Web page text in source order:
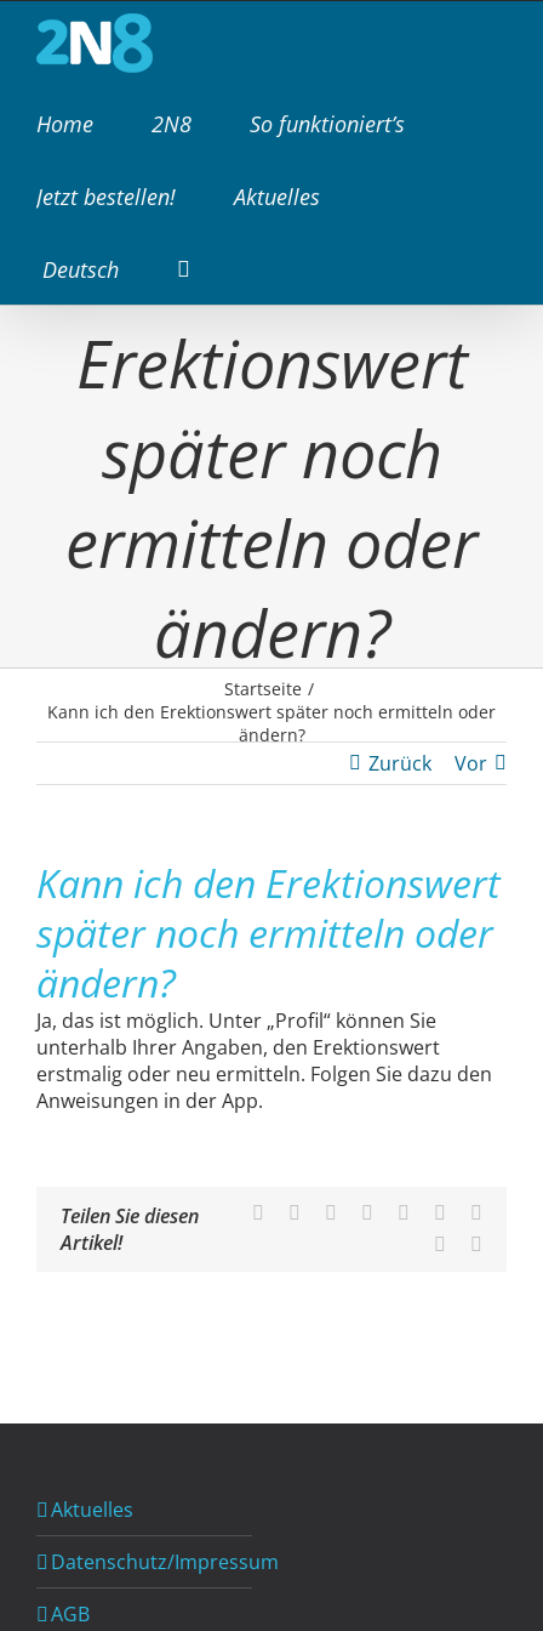
Inhalt
springen
Home 2N8 So funktioniert’s
Jetzt bestellen! Aktuelles
DeutschKann ich den
Erektionswert
später noch
ermitteln oder
ändern?
Startseite
Kann ich den Erektionswert später noch ermitteln oder
ändern?
Zurück Vor
Kann ich den Erektionswert
später noch ermitteln oder
ändern?
Ja, das ist möglich. Unter „Profil“ können Sie
unterhalb Ihrer Angaben, den Erektionswert
erstmalig oder neu ermitteln. Folgen Sie dazu den
Anweisungen in der App.
Teilen Sie diesen
Artikel!
Facebook Reddit LinkedInWhatsApp
Tumblr
Aktuelles
Datenschutz/Impressum
AGB